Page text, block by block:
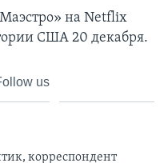
на Netflix
США 20 декабря.
us
корреспондент